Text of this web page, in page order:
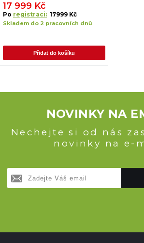
17 999 Kč
Po registraci: 17999 Kč
Skladem do 2 pracovních dnů
Přidat do košíku
NOVINKY NA
Nechejte si od nás
novinky na e-